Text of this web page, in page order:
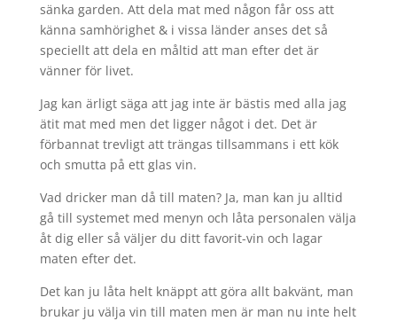
sänka garden. Att dela mat med någon får oss att
känna samhörighet & i vissa länder anses det så
speciellt att dela en måltid att man efter det är
vänner för livet.
Jag kan ärligt säga att jag inte är bästis med alla jag
ätit mat med men det ligger något i det. Det är
förbannat trevligt att trängas tillsammans i ett kök
och smutta på ett glas vin.
Vad dricker man då till maten? Ja, man kan ju alltid
gå till systemet med menyn och låta personalen välja
åt dig eller så väljer du ditt favorit-vin och lagar
maten efter det.
Det kan ju låta helt knäppt att göra allt bakvänt, man
brukar ju välja vin till maten men är man nu inte helt